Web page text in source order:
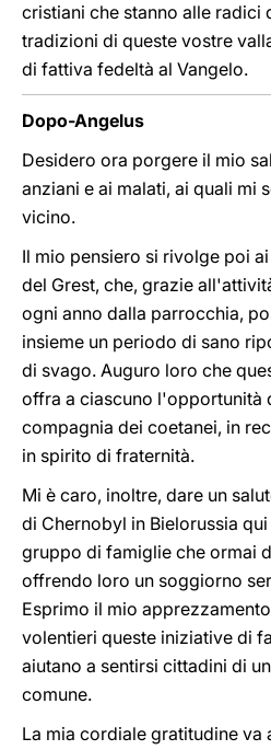
cristiani che stanno alle radici
tradizioni di queste vostre
di fattiva fedeltà al Vangelo.
Dopo-Angelus
Desidero ora porgere il mio
anziani e ai malati, ai quali mi
vicino.
Il mio pensiero si rivolge poi
del Grest, che, grazie
ogni anno dalla parrocchia,
insieme un periodo di sano
di svago. Auguro loro che
offra a ciascuno l'opportunità
compagnia dei coetanei, in
in spirito di fraternità.
Mi è caro, inoltre, dare un
di Chernobyl in Bielorussia
gruppo di famiglie che ormai
offrendo loro un soggiorno
Esprimo il mio
volentieri queste iniziative di
aiutano a sentirsi cittadini di
comune.
La mia cordiale gratitudine va